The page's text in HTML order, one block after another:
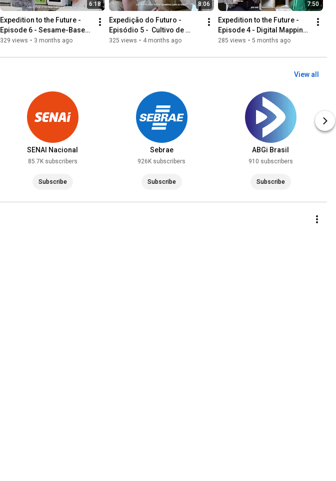
6:18
Expedition to the Future -
Episode 6 - Sesame-Based
Neuroprotector
329 views • 3 months ago
8:06
Expedição do Futuro -
Episódio 5 -  Cultivo de
jaborandi no semiárido
325 views • 4 months ago
7:50
Expedition to the Future -
Episode 4 - Digital Mapping
of Crops and Pastures
285 views • 5 months ago
View all
SENAI Nacional
85.7K subscribers
Subscribe
Sebrae
926K subscribers
Subscribe
ABGi Brasil
910 subscribers
Subscribe